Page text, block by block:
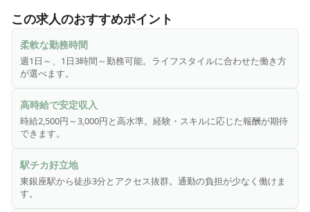
・週1日～1日3時間～の勤務が可能ですのでライフスタイル
に合わせた働き方ができます。
・経験とスキルに見合った報酬をご用意していますので、満
足度も高いです。
ご応募お待ちしております！
この求人のおすすめポイント
柔軟な勤務時間
週1日～、1日3時間～勤務可能。ライフスタイルに合わせた働き方
が選べます。
高時給で安定収入
時給2,500円～3,000円と高水準。経験・スキルに応じた報酬が期待
できます。
駅チカ好立地
東銀座駅から徒歩3分とアクセス抜群。通勤の負担が少なく働けま
す。